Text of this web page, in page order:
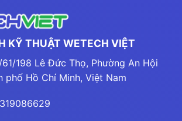
KỸ THUẬT WETECH VIỆT
61/198 Lê Đức Thọ, Phường An Hội
phố Hồ Chí Minh, Việt Nam